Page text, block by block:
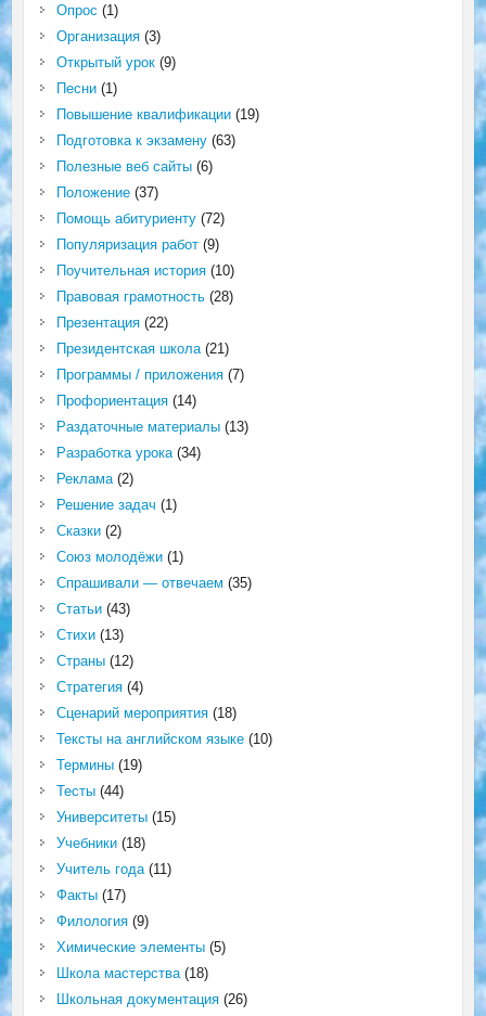
Опрос (1)
Организация(3)
Открытый урок(9)
Песни(1)
Повышение квалификации(19)
Подготовка к экзамену(63)
Полезные веб сайты(6)
Положение(37)
Помощь абитуриенту(72)
Популяризация работ(9)
Поучительная история(10)
Правовая грамотность(28)
Презентация(22)
Президентская школа(21)
Программы / приложения(7)
Профориентация(14)
Раздаточные материалы(13)
Разработка урока(34)
Реклама(2)
Решение задач (1)
Сказки(2)
Союз молодёжи(1)
Спрашивали — отвечаем (35)
Статьи(43)
Стихи(13)
Страны(12)
Стратегия(4)
Сценарий мероприятия(18)
Тексты на английском языке(10)
Термины(19)
Тесты(44)
Университеты(15)
Учебники(18)
Учитель года(11)
Факты(17)
Филология(9)
Химические элементы(5)
Школа мастерства(18)
Школьная документация(26)